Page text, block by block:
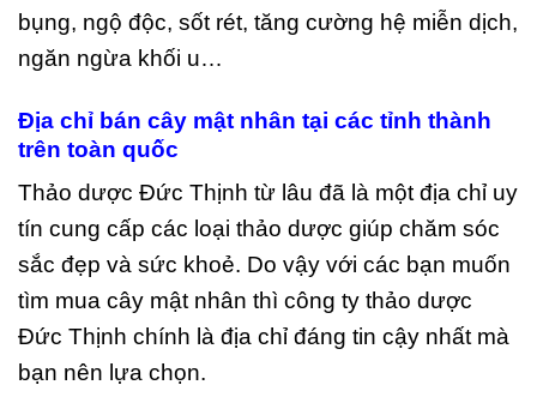
bụng, ngộ độc, sốt rét, tăng cường hệ miễn dịch,
ngăn ngừa khối u…
Địa chỉ bán cây mật nhân tại các tỉnh thành
trên toàn quốc
Thảo dược Đức Thịnh từ lâu đã là một địa chỉ uy
tín cung cấp các loại thảo dược giúp chăm sóc
sắc đẹp và sức khoẻ. Do vậy với các bạn muốn
tìm mua cây mật nhân thì công ty thảo dược
Đức Thịnh chính là địa chỉ đáng tin cậy nhất mà
bạn nên lựa chọn.